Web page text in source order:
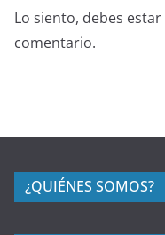
Lo siento, debes estar
comentario.
¿QUIÉNES SOMOS?